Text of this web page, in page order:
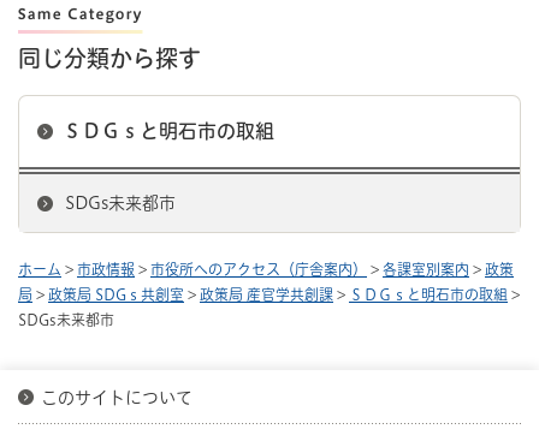
同じ分類から探す
ＳＤＧｓと明石市の取組
SDGs未来都市
ホーム > 市政情報 > 市役所へのアクセス（庁舎案内） > 各課室別案内 > 政策
局 > 政策局 SDGｓ共創室 > 政策局 産官学共創課 > ＳＤＧｓと明石市の取組 >
SDGs未来都市
このサイトについて